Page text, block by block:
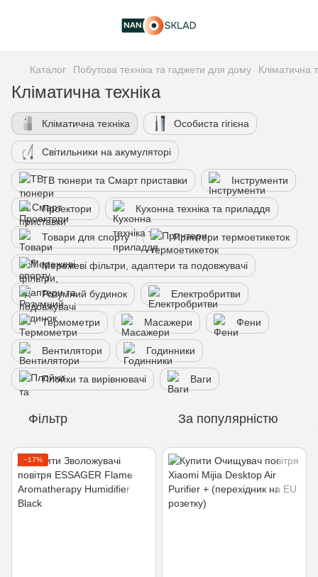
Каталог Побутова техніка та гаджети для дому Кліматична
Кліматична техніка
Кліматична техніка Особиста гігієна
Світильники на акумуляторі
ТВ тюнери та Смарт приставки Інструменти
Проектори Кухонна техніка та приладдя
Товари для спорту Принтери термоетикеток
Мережеві фільтри, адаптери та подовжувачі
Розумний будинок Електробритви
Термометри Масажери Фени
Вентилятори Годинники
Плойки та вирівнювачі Ваги
Фільтр За популярністю
−17%